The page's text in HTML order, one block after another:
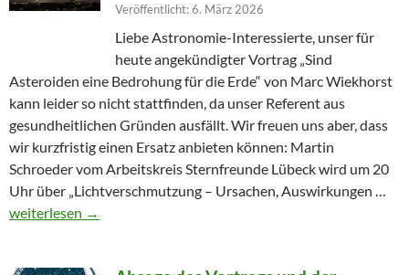
Veröffentlicht: 6. März 2026
Liebe Astronomie-Interessierte, unser für
heute angekündigter Vortrag „Sind
Asteroiden eine Bedrohung für die Erde“ von Marc Wiekhorst
kann leider so nicht stattfinden, da unser Referent aus
gesundheitlichen Gründen ausfällt. Wir freuen uns aber, dass
wir kurzfristig einen Ersatz anbieten können: Martin
Schroeder vom Arbeitskreis Sternfreunde Lübeck wird um 20
Uhr über „Lichtverschmutzung – Ursachen, Auswirkungen …
Geändertes Vortragsthema 06.03.2026
weiterlesen →